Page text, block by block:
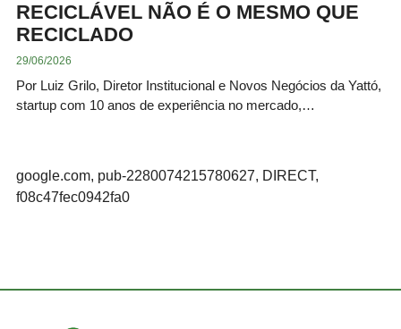
RECICLÁVEL NÃO É O MESMO QUE
RECICLADO
29/06/2026
Por Luiz Grilo, Diretor Institucional e Novos Negócios da Yattó,
startup com 10 anos de experiência no mercado,…
google.com, pub-2280074215780627, DIRECT,
f08c47fec0942fa0